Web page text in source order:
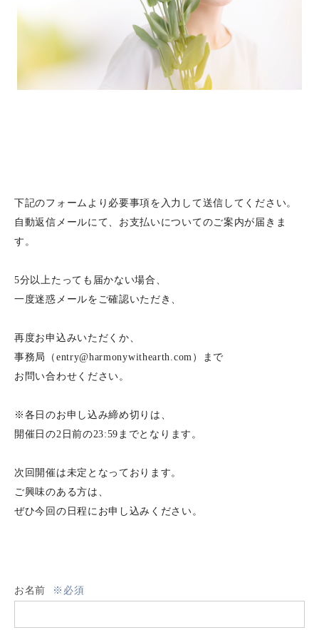
下記のフォームより必要事項を入力して送信してください。
自動返信メールにて、お支払いについてのご案内が届きま
す。
5分以上たっても届かない場合、
一度迷惑メールをご確認いただき、
再度お申込みいただくか、
事務局（entry@harmonywithearth.com）まで
お問い合わせください。
※各日のお申し込み締め切りは、
開催日の2日前の23:59までとなります。
次回開催は未定となっております。
ご興味のある方は、
ぜひ今回の日程にお申し込みください。
お名前 ※必須